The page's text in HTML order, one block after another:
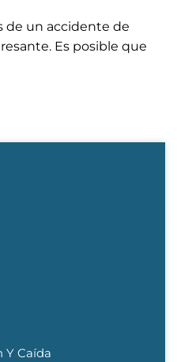
de un accidente de
Es posible que
Y Caída